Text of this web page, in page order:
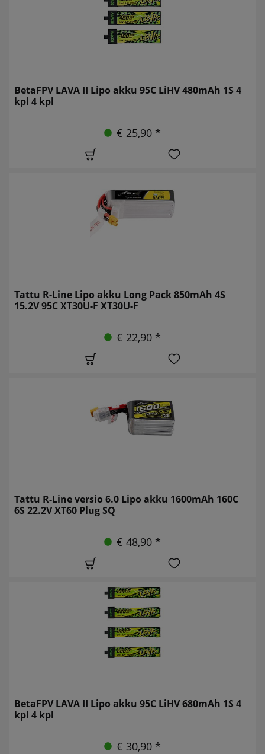
BetaFPV LAVA II Lipo akku 95C LiHV 480mAh 1S 4
kpl 4 kpl
€ 25,90 *
Tattu R-Line Lipo akku Long Pack 850mAh 4S
15.2V 95C XT30U-F XT30U-F
€ 22,90 *
Tattu R-Line versio 6.0 Lipo akku 1600mAh 160C
6S 22.2V XT60 Plug SQ
€ 48,90 *
BetaFPV LAVA II Lipo akku 95C LiHV 680mAh 1S 4
kpl 4 kpl
€ 30,90 *